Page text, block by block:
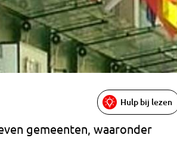
Hulp bij lezen
gemeenten, waaronder